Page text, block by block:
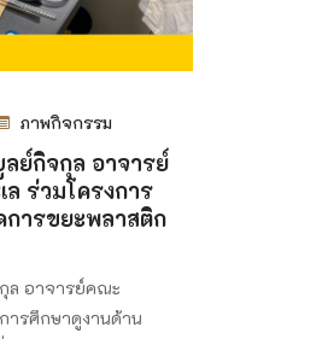
ภาพกิจกรรม
ย์กิจกุล อาจารย์
ล ร่วมโครงการ
ารขยะพลาสติก
ล อาจารย์คณะ
การศึกษาดูงานด้าน